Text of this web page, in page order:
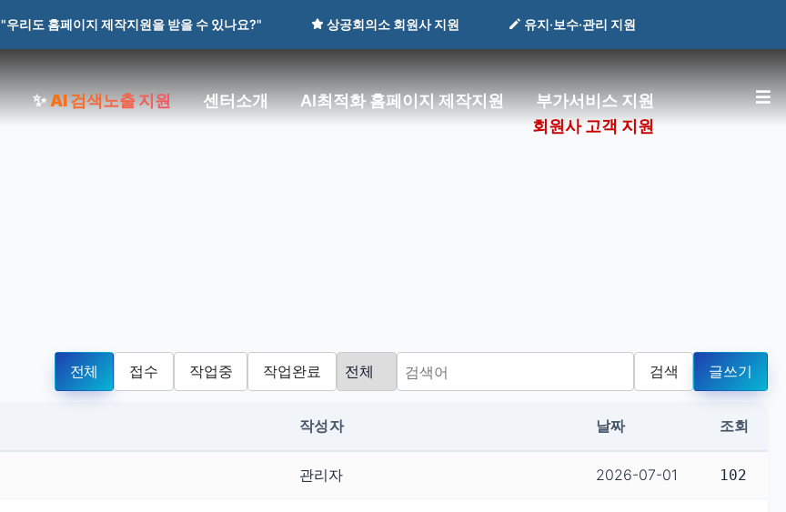
"우리도 홈페이지 제작지원을 받을 수 있나요?" 상공회의소 회원사 지원 유지·보수·관리 지원
✨AI 검색노출 지원 센터소개 AI최적화 홈페이지 제작지원
부가서비스 지원
회원사 고객 지원
전체 접수 작업중 작업완료 검색 글쓰기
작성자 날짜 조회
관리자 2026-07-01 102